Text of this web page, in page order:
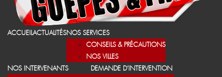
ACCUEILACTUALITÉSNOS SERVICES
CONSEILS & PRÉCAUTIONS
NOS VILLES
NOS INTERVENANTS
DEMANDE D’INTERVENTION